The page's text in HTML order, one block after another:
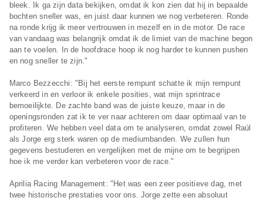
bleek. Ik ga zijn data bekijken, omdat ik kon zien dat hij in bepaalde
bochten sneller was, en juist daar kunnen we nog verbeteren. Ronde
na ronde krijg ik meer vertrouwen in mezelf en in de motor. De race
van vandaag was belangrijk omdat ik de limiet van de machine begon
aan te voelen. In de hoofdrace hoop ik nog harder te kunnen pushen
en nog sneller te zijn."
Marco Bezzecchi: "Bij het eerste rempunt schatte ik mijn rempunt
verkeerd in en verloor ik enkele posities, wat mijn sprintrace
bemoeilijkte. De zachte band was de juiste keuze, maar in de
openingsronden zat ik te ver naar achteren om daar optimaal van te
profiteren. We hebben veel data om te analyseren, omdat zowel Raúl
als Jorge erg sterk waren op de mediumbanden. We zullen hun
gegevens bestuderen en vergelijken met de mijne om te begrijpen
hoe ik me verder kan verbeteren voor de race."
Aprilia Racing Management: "Het was een zeer positieve dag, met
twee historische prestaties voor ons. Jorge zette een absoluut